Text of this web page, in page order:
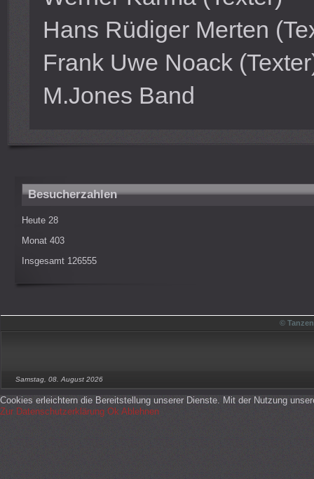
Hans Rüdiger Merten
Frank Uwe Noack
M.Jones Band
Besucherzahlen
Heute 28
Monat 403
Insgesamt 126555
©
Samstag, 08. August 2026
Cookies erleichtern die Bereitstellung unserer Dienste. Mit der Nutzung
Zur Datenschutzerklärung Ok Ablehnen